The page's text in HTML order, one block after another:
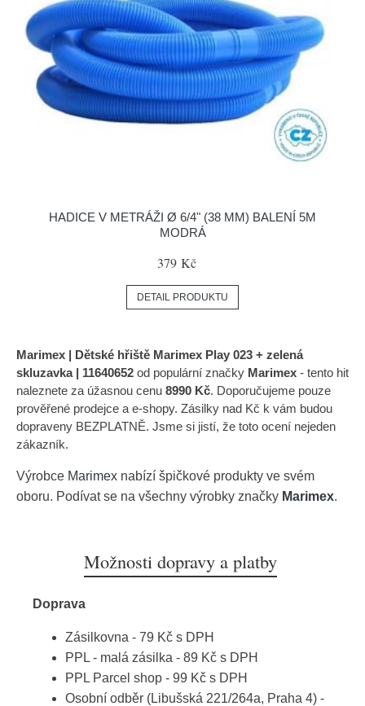
HADICE V METRÁŽI Ø 6/4" (38 MM) BALENÍ 5M
MODRÁ
379 Kč
DETAIL PRODUKTU
Marimex | Dětské hřiště Marimex Play 023 + zelená
skluzavka | 11640652 od populární značky Marimex - tento hit
naleznete za úžasnou cenu 8990 Kč. Doporučujeme pouze
prověřené prodejce a e-shopy. Zásilky nad Kč k vám budou
dopraveny BEZPLATNĚ. Jsme si jistí, že toto ocení nejeden
zákazník.
Výrobce Marimex nabízí špičkové produkty ve svém
oboru. Podívat se na všechny výrobky značky Marimex.
Možnosti dopravy a platby
Doprava
Zásilkovna - 79 Kč s DPH
PPL - malá zásilka - 89 Kč s DPH
PPL Parcel shop - 99 Kč s DPH
Osobní odběr (Libušská 221/264a, Praha 4) -